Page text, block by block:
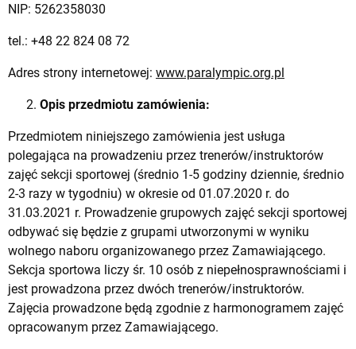
NIP: 5262358030
tel.: +48 22 824 08 72
Adres strony internetowej: www.paralympic.org.pl
Opis przedmiotu zamówienia:
Przedmiotem niniejszego zamówienia jest usługa
polegająca na prowadzeniu przez trenerów/instruktorów
zajęć sekcji sportowej (średnio 1-5 godziny dziennie, średnio
2-3 razy w tygodniu) w okresie od 01.07.2020 r. do
31.03.2021 r. Prowadzenie grupowych zajęć sekcji sportowej
odbywać się będzie z grupami utworzonymi w wyniku
wolnego naboru organizowanego przez Zamawiającego.
Sekcja sportowa liczy śr. 10 osób z niepełnosprawnościami i
jest prowadzona przez dwóch trenerów/instruktorów.
Zajęcia prowadzone będą zgodnie z harmonogramem zajęć
opracowanym przez Zamawiającego.